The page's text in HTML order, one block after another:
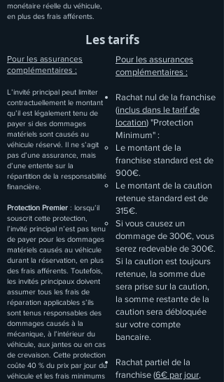
monétaire réelle du véhicule,
en plus des frais afférents.
Les tarifs
Pour les assurances
complémentaires :
L’invité principal peut limiter
contractuellement le montant
qu’il est légalement tenu de
payer si des dommages
matériels sont causés au
véhicule réservé. Il ne s’agit
pas d’une assurance, mais
d’une entente sur la
répartition de la responsabilité
financière.
Protection Premier : lorsqu’il
souscrit cette protection,
l’invité principal n’est pas tenu
de payer pour les dommages
matériels causés au véhicule
durant la réservation, en plus
des frais afférents. Toutefois,
les invités principaux doivent
assumer tous les frais de
réparation applicables s’ils
sont tenus responsables des
dommages causés à la
mécanique, à l’intérieur du
véhicule, aux jantes ou en cas
de crevaison. Cette protection
coûte 40 % du prix par jour du
véhicule et les frais minimums
Pour les assurances
complémentaires :
Rachat nul de la franchise
(inclus dans le tarif de
location) "Protection
Minimum" :
Le montant de la
franchise standard est de
900€.
Le montant de la caution
retenue standard est de
315€.
Si vous causez un
dommage de 300€, vous
serez redevable de 300€.
Si la caution est toujours
retenue, la somme due
sera prise sur la caution,
la somme restante de la
caution sera débloquée
sur votre compte
bancaire.
Rachat partiel de la
franchise (6€ par jour,